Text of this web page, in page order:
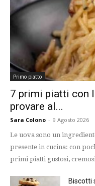
Primo piatto
7 primi piatti con
provare al...
Sara Colono - 9 Agosto 2026
Le uova sono un
presente in cucina: con
primi piatti gustosi,
Biscotti